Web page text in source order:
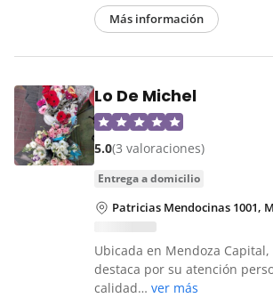
Más información
Lo De Michel
5.0(3 valoraciones)
entrega a domicilio
Patricias Mendocinas 1001,
Ubicada en Mendoza Capital,
destaca por su atención
calidad… ver más